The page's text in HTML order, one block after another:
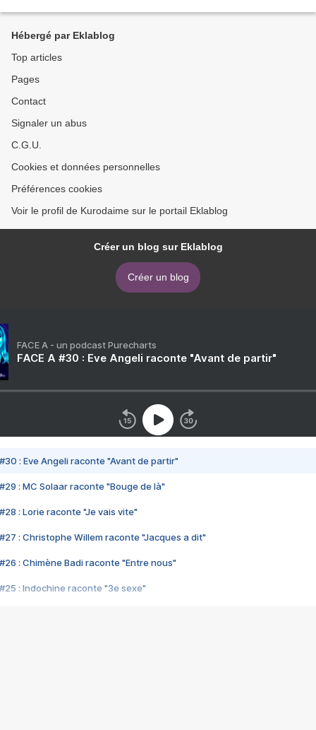
Hébergé par Eklablog
Top articles
Pages
Contact
Signaler un abus
C.G.U.
Cookies et données personnelles
Préférences cookies
Voir le profil de Kurodaime sur le portail Eklablog
Créer un blog sur Eklablog
Créer un blog
FACE A - un podcast Purecharts
FACE A #30 : Eve Angeli raconte "Avant de partir"
#30 : Eve Angeli raconte "Avant de partir"
#29 : MC Solaar raconte "Bouge de là"
#28 : Lorie raconte "Je vais vite"
#27 : Christophe Willem raconte "Jacques a dit"
#26 : Chimène Badi raconte "Entre nous"
#25 : Indochine raconte "3e sexe"